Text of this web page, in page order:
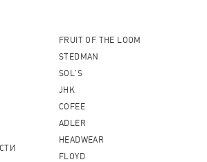
FRUIT OF THE LOOM
STEDMAN
SOL'S
JHK
COFEE
ADLER
HEADWEAR
FLOYD